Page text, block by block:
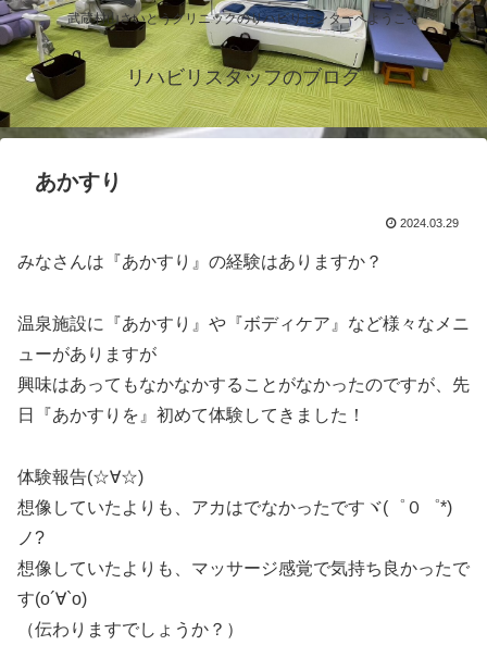
武蔵村山さいとうクリニックのリハビリセンターへようこそ
リハビリスタッフのブログ
あかすり
2024.03.29
みなさんは『あかすり』の経験はありますか？
温泉施設に『あかすり』や『ボディケア』など様々なメニ
ューがありますが
興味はあってもなかなかすることがなかったのですが、先
日『あかすりを』初めて体験してきました！
体験報告(☆∀☆)
想像していたよりも、アカはでなかったですヾ(゜０゜*)
ノ?
想像していたよりも、マッサージ感覚で気持ち良かったで
す(о´∀`о)
（伝わりますでしょうか？）